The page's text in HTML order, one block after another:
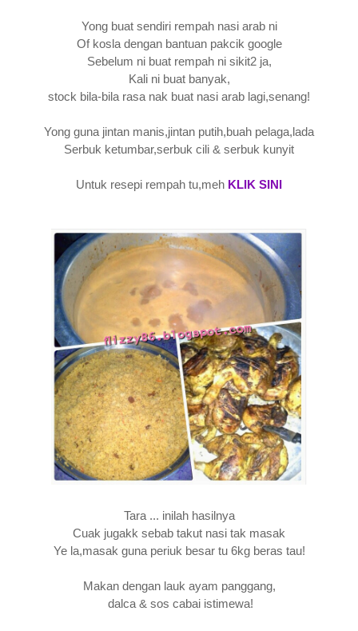
Yong buat sendiri rempah nasi arab ni
Of kosla dengan bantuan pakcik google
Sebelum ni buat rempah ni sikit2 ja,
Kali ni buat banyak,
stock bila-bila rasa nak buat nasi arab lagi,senang!
Yong guna jintan manis,jintan putih,buah pelaga,lada
Serbuk ketumbar,serbuk cili & serbuk kunyit
Untuk resepi rempah tu,meh KLIK SINI
Tara ... inilah hasilnya
Cuak jugakk sebab takut nasi tak masak
Ye la,masak guna periuk besar tu 6kg beras tau!
Makan dengan lauk ayam panggang,
dalca & sos cabai istimewa!